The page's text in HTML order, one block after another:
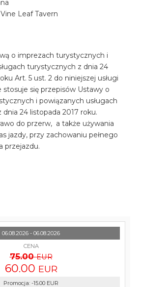
Leaf Tavern
o imprezach turystycznych i
turystycznych z dnia 24
Art. 5 ust. 2 do niniejszej usługi
się przepisów Ustawy o
i powiązanych usługach
24 listopada 2017 roku.
do przerw, a także używania
jazdy, przy zachowaniu pełnego
przejazdu.
06.08.2026 - 06.08.2026
CENA
75.00 EUR
60.00 EUR
Promocja: -15.00 EUR